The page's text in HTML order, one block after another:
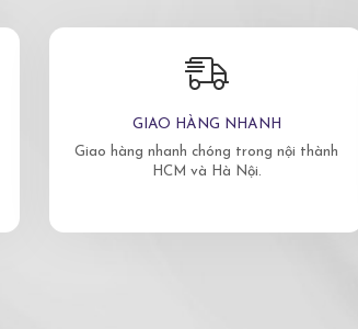
GIAO HÀNG NHANH
Giao hàng nhanh chóng trong nội thành
HCM và Hà Nội.